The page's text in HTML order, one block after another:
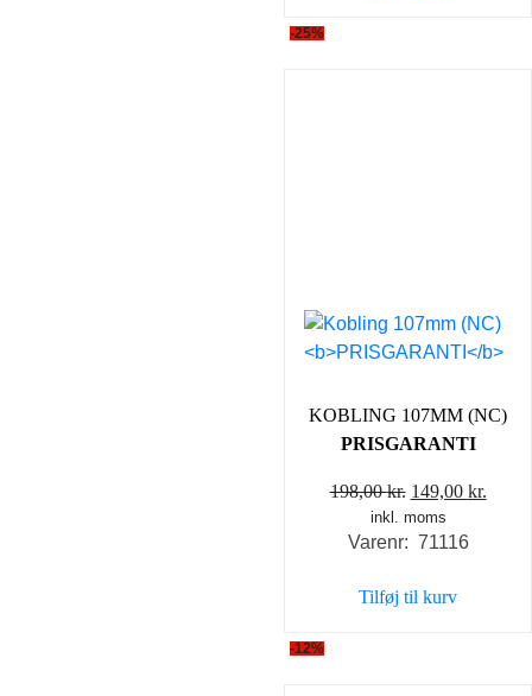
-25%
KOBLING 107MM (NC)
PRISGARANTI
198,00kr. Den
oprindelige
pris
198,00 kr..
149,00 kr.
inkl. moms
Varenr: 71116
Tilføj til kurv
-12%